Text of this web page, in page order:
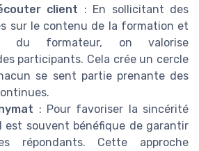
client : En sollicitant des
sur le contenu de la formation et
du formateur, on valorise
participants. Cela crée un cercle
se sent partie prenante des
: Pour favoriser la sincérité
est souvent bénéfique de garantir
répondants. Cette approche